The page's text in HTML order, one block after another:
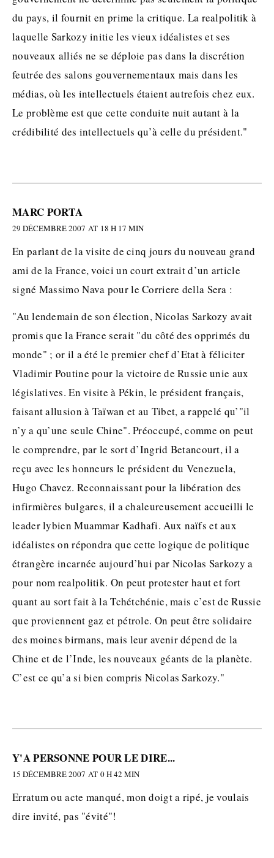
du pays, il fournit en prime la critique. La realpolitik à
laquelle Sarkozy initie les vieux idéalistes et ses
nouveaux alliés ne se déploie pas dans la discrétion
feutrée des salons gouvernementaux mais dans les
médias, où les intellectuels étaient autrefois chez eux.
Le problème est que cette conduite nuit autant à la
crédibilité des intellectuels qu’à celle du président."
MARC PORTA
29 DÉCEMBRE 2007 AT 18 H 17 MIN
En parlant de la visite de cinq jours du nouveau grand
ami de la France, voici un court extrait d’un article
signé Massimo Nava pour le Corriere della Sera :
"Au lendemain de son élection, Nicolas Sarkozy avait
promis que la France serait "du côté des opprimés du
monde" ; or il a été le premier chef d’Etat à féliciter
Vladimir Poutine pour la victoire de Russie unie aux
législatives. En visite à Pékin, le président français,
faisant allusion à Taïwan et au Tibet, a rappelé qu’"il
n’y a qu’une seule Chine". Préoccupé, comme on peut
le comprendre, par le sort d’Ingrid Betancourt, il a
reçu avec les honneurs le président du Venezuela,
Hugo Chavez. Reconnaissant pour la libération des
infirmières bulgares, il a chaleureusement accueilli le
leader lybien Muammar Kadhafi. Aux naïfs et aux
idéalistes on répondra que cette logique de politique
étrangère incarnée aujourd’hui par Nicolas Sarkozy a
pour nom realpolitik. On peut protester haut et fort
quant au sort fait à la Tchétchénie, mais c’est de Russie
que proviennent gaz et pétrole. On peut être solidaire
des moines birmans, mais leur avenir dépend de la
Chine et de l’Inde, les nouveaux géants de la planète.
C’est ce qu’a si bien compris Nicolas Sarkozy."
Y'A PERSONNE POUR LE DIRE...
15 DÉCEMBRE 2007 AT 0 H 42 MIN
Erratum ou acte manqué, mon doigt a ripé, je voulais
dire invité, pas "évité"!